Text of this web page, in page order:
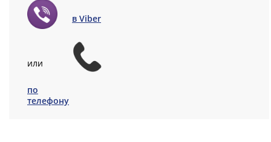
в Viber
или
по
телефону